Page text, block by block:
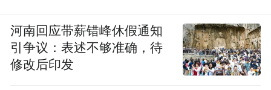
河南回应带薪错峰休假通知
引争议：表述不够准确，待
修改后印发